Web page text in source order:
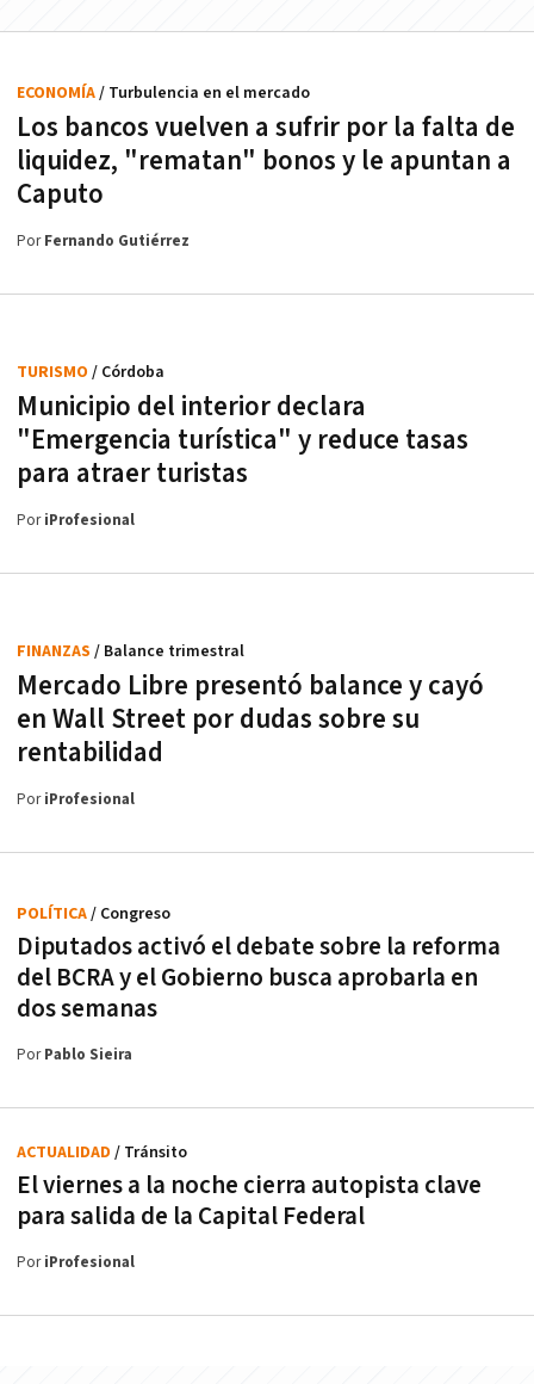
Los bancos vuelven a sufrir por la falta de
liquidez, "rematan" bonos y le apuntan a
Caputo
ECONOMÍA/ Turbulencia en el mercado
PorFernando Gutiérrez
Municipio del interior declara
"Emergencia turística" y reduce tasas
para atraer turistas
TURISMO / Córdoba
PoriProfesional
Mercado Libre presentó balance y cayó
en Wall Street por dudas sobre su
rentabilidad
FINANZAS / Balance trimestral
PoriProfesional
Diputados activó el debate sobre la reforma
del BCRA y el Gobierno busca aprobarla en
dos semanas
POLÍTICA/ Congreso
PorPablo Sieira
El viernes a la noche cierra autopista clave
para salida de la Capital Federal
ACTUALIDAD / Tránsito
PoriProfesional